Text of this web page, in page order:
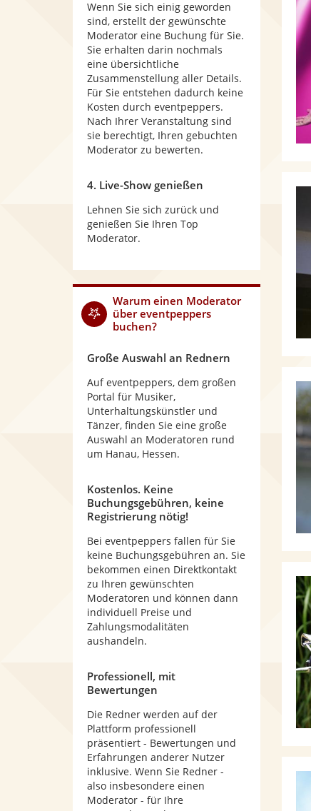
Wenn Sie sich einig geworden
sind, erstellt der gewünschte
Moderator eine Buchung für Sie.
Sie erhalten darin nochmals
eine übersichtliche
Zusammenstellung aller Details.
Für Sie entstehen dadurch keine
Kosten durch eventpeppers.
Nach Ihrer Veranstaltung sind
sie berechtigt, Ihren gebuchten
Moderator zu bewerten.
4. Live-Show genießen
Lehnen Sie sich zurück und
genießen Sie Ihren Top
Moderator.
Warum einen Moderator
über eventpeppers
buchen?
Große Auswahl an Rednern
Auf eventpeppers, dem großen
Portal für Musiker,
Unterhaltungskünstler und
Tänzer, finden Sie eine große
Auswahl an Moderatoren rund
um Hanau, Hessen.
Kostenlos. Keine
Buchungsgebühren, keine
Registrierung nötig!
Bei eventpeppers fallen für Sie
keine Buchungsgebühren an. Sie
bekommen einen Direktkontakt
zu Ihren gewünschten
Moderatoren und können dann
individuell Preise und
Zahlungsmodalitäten
aushandeln.
Professionell, mit
Bewertungen
Die Redner werden auf der
Plattform professionell
präsentiert - Bewertungen und
Erfahrungen anderer Nutzer
inklusive. Wenn Sie Redner -
also insbesondere einen
Moderator - für Ihre